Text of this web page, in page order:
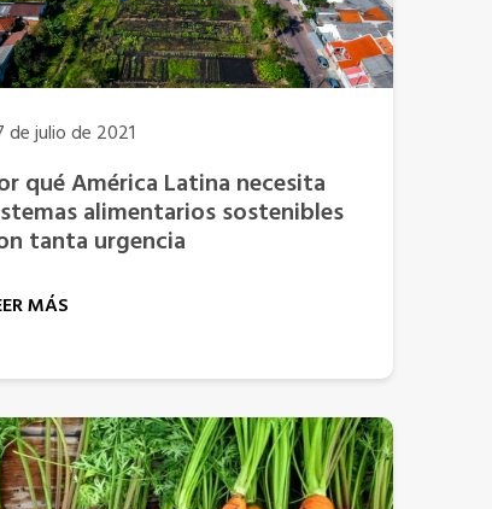
de julio de 2021
qué América Latina necesita
alimentarios sostenibles
tanta urgencia
MÁS